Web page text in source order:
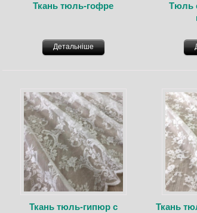
Ткань тюль-гофре
Детальніше
Тюль
Ткань тюль-гипюр с
Ткань